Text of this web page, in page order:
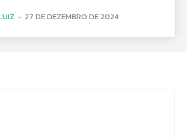
- 27 DE DEZEMBRO DE 2024